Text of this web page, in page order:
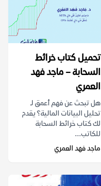
تحميل كتاب خرائط
السحابة – ماجد فهد
العمري
هل تبحث عن فهم أعمق لـ
تحليل البيانات المالية؟ يقدم
لك كتاب خرائط السحابة
للكاتب...
ماجد فهد العمري